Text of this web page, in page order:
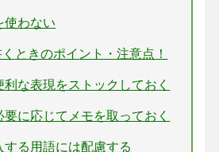
使わない
ときのポイント・注意点！
利な表現をストックしておく
要に応じてメモを取っておく
する用語には配慮する